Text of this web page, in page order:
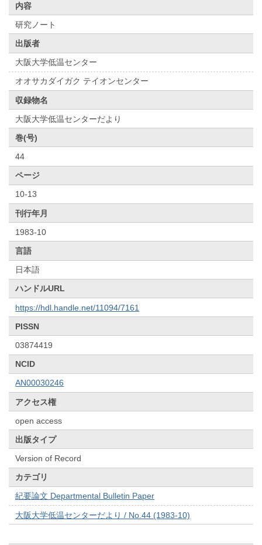
内容
研究ノート
出版者
大阪大学低温センター
オオサカダイガク テイオンセンター
収録物名
大阪大学低温センターだより
巻(号)
44
ページ
10-13
刊行年月
1983-10
言語
日本語
ハンドルURL
https://hdl.handle.net/11094/7161
PISSN
03874419
NCID
AN00030246
アクセス権
open access
出版タイプ
Version of Record
カテゴリ
紀要論文 Departmental Bulletin Paper
大阪大学低温センターだより / No.44 (1983-10)